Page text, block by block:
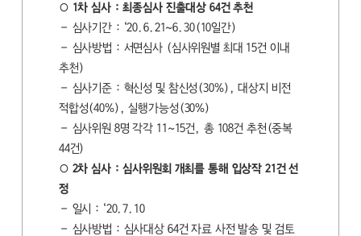
○ 1차 심사 : 최종심사 진출대상 64건 추천
– 심사기간 : ‘20.6.21~6.30(10일간)
– 심사방법 : 서면심사 (심사위원별 최대 15건 이내
추천)
– 심사기준 : 혁신성 및 참신성(30%), 대상지 비전
적합성(40%), 실행가능성(30%)
– 심사위원 8명 각각 11~15건, 총 108건 추천(중복
44건)
○ 2차 심사 : 심사위원회 개최를 통해 입상작 21건 선
정
– 일시 : ‘20.7.10
– 심사방법 : 심사대상 64건 자료 사전 발송 및 검토